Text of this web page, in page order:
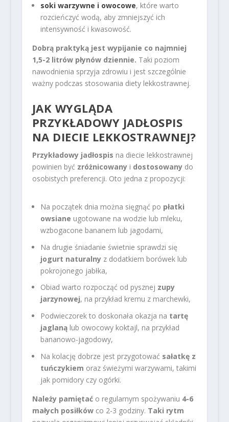
soki warzywne i owocowe, które warto
rozcieńczyć wodą, aby zmniejszyć ich
intensywność i kwasowość.
Dobrą praktyką jest wypijanie co najmniej
1,5-2 litrów płynów dziennie. Taki poziom
nawodnienia sprzyja zdrowiu i jest szczególnie
ważny podczas stosowania diety lekkostrawnej.
JAK WYGLĄDA
PRZYKŁADOWY JADŁOSPIS
NA DIECIE LEKKOSTRAWNEJ?
Przykładowy jadłospis na diecie lekkostrawnej
powinien być zróżnicowanyi dostosowanydo
osobistych preferencji. Oto jedna z propozycji:
Na początek dnia można sięgnąć po płatki
owsiane ugotowane na wodzie lub mleku,
wzbogacone bananem lub jagodami,
Na drugie śniadanie świetnie sprawdzi się
jogurt naturalnyz dodatkiem borówek lub
pokrojonego jabłka,
Obiad warto rozpocząć od pysznej zupy
jarzynowej, na przykład kremu z marchewki,
Podwieczorek to doskonała okazja na tartę
jaglanąlub owocowy koktajl, na przykład
bananowo-jagodowy,
Na kolację dobrze jest przygotować sałatkę z
tuńczykiem oraz świeżymi warzywami, takimi
jak pomidory czy ogórki.
Należy pamiętaćo regularnym spożywaniu 4-6
małych posiłkówco 2-3 godziny. Taki rytm